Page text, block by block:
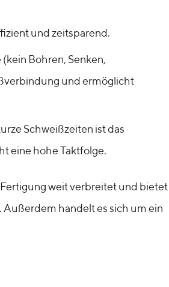
und zeitsparend.
Bohren, Senken,
und ermöglicht
Schweißzeiten ist das
eine hohe Taktfolge.
weit verbreitet und bietet
handelt es sich um ein